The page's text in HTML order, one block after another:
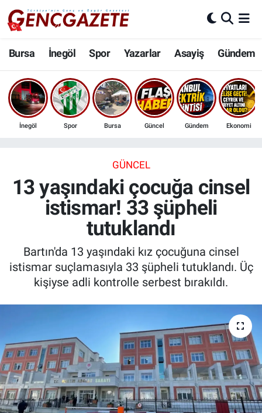
Bursa İnegöl Spor Yazarlar Asayiş Gündem
İnegöl Spor Bursa Güncel Gündem Ekonomi
GÜNCEL
13 yaşındaki çocuğa cinsel
istismar! 33 şüpheli
tutuklandı
Bartın'da 13 yaşındaki kız çocuğuna cinsel
istismar suçlamasıyla 33 şüpheli tutuklandı. Üç
kişiyse adli kontrolle serbest bırakıldı.
Bursa
İnegöl
3.SAYFA
Ekonomi
İnanç
Kadın & Aile
Sağlık
Siyaset
Teknoloji
Nöbetçi Eczaneler
Hava Durumu
Trafik Durumu
Son Dakika Haberleri
Haber Arşivi